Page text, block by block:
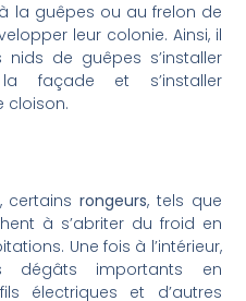
la guêpes ou au frelon de
leur colonie. Ainsi, il
de guêpes s’installer
façade et s’installer
cloison.
certainsrongeurs, tels que
à s’abriter du froid en
Une fois à l’intérieur,
dégâts importants en
électriques et d’autres